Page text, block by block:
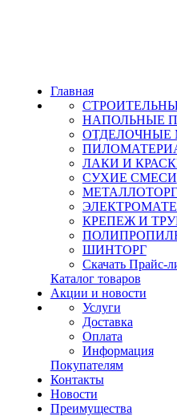
Главная
НАПОЛЬНЫЕ
ОТДЕЛОЧНЫЕ
ЛАКИ И
СУХИЕ СМЕСИ
МЕТАЛЛОТОРГ
КРЕПЕЖ И
ШИНТОРГ
Скачать Прайс-
Каталог товаров
Акции и новости
Услуги
Доставка
Оплата
Информация
Покупателям
Контакты
Новости
Преимущества